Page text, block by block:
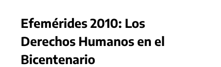
Efemérides 2010: Los
Derechos Humanos en el
Bicentenario